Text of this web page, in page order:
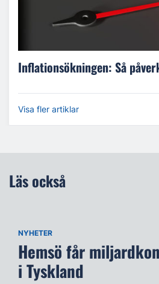
Inflationsökningen: Så
Visa fler artiklar
Läs också
NYHETER
Hemsö får
i Tyskland